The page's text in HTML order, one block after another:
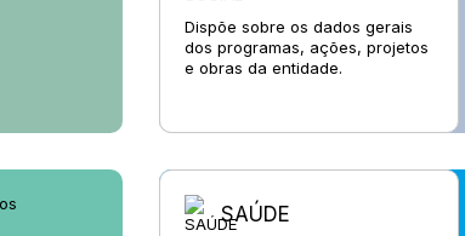
Dispõe sobre os dados gerais
dos programas, ações, projetos
e obras da entidade.
SAÚDE